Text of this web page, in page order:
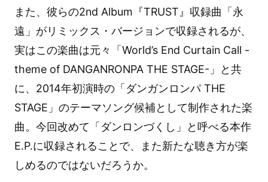
また、彼らの2nd Album『TRUST』収録曲「永
遠」がリミックス・バージョンで収録されるが、
実はこの楽曲は元々「World’s End Curtain Call -
theme of DANGANRONPA THE STAGE-」と共
に、2014年初演時の「ダンガンロンパ THE
STAGE」のテーマソング候補として制作された楽
曲。今回改めて「ダンロンづくし」と呼べる本作
E.P.に収録されることで、また新たな聴き方が楽
しめるのではないだろうか。